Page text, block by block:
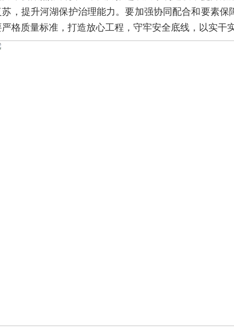
，提升河湖保护治理能力。要加强协同配合和要素保
格质量标准，打造放心工程，守牢安全底线，以实干